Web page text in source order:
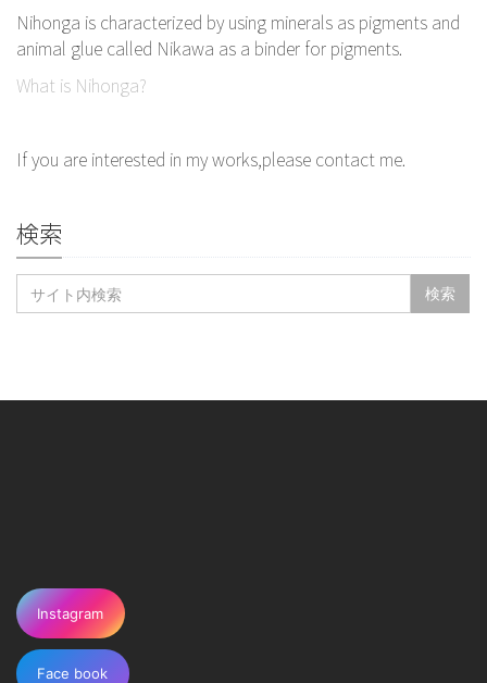
Nihonga is characterized by using minerals as pigments and
animal glue called Nikawa as a binder for pigments.
What is Nihonga?
If you are interested in my works,please contact me.
検索
Instagram
Face book